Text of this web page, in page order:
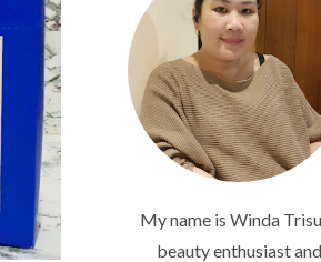
My name is Winda
beauty enthusiast and